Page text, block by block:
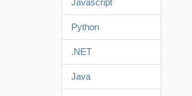
Javascript
Python
.NET
Java